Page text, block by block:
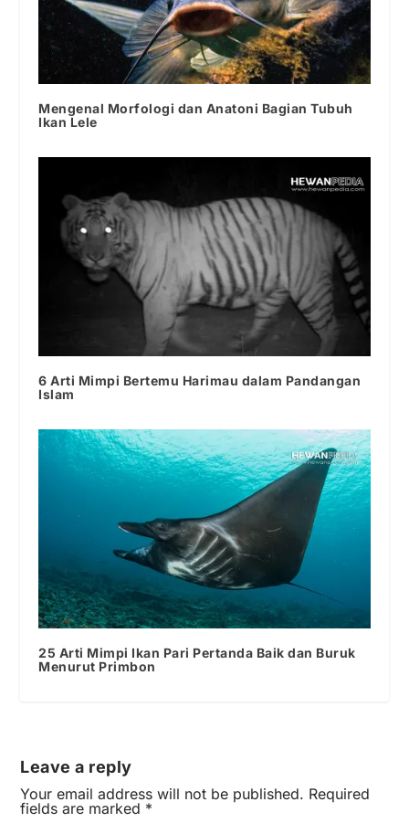
Mengenal Morfologi dan Anatoni Bagian Tubuh
Ikan Lele
6 Arti Mimpi Bertemu Harimau dalam Pandangan
Islam
25 Arti Mimpi Ikan Pari Pertanda Baik dan Buruk
Menurut Primbon
Leave a reply
Your email address will not be published. Required
fields are marked *